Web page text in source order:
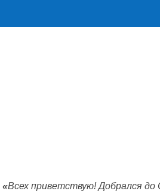
«Всех приветствую! Добрался